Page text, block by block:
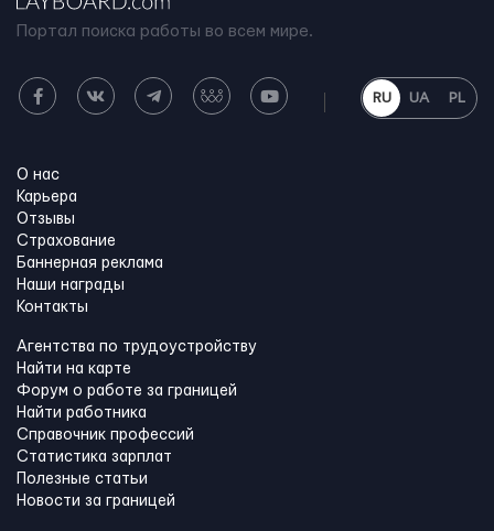
Портал поиска работы во всем мире.
RU UA PL
О нас
Карьера
Отзывы
Страхование
Баннерная реклама
Наши награды
Контакты
Агентства по трудоустройству
Найти на карте
Форум о работе за границей
Найти работника
Справочник профессий
Статистика зарплат
Полезные статьи
Новости за границей